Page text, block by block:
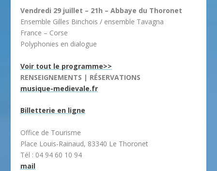
Vendredi 29 juillet – 21h – Abbaye du Thoronet
Ensemble Gilles Binchois / ensemble Tavagna
France – Corse
Polyphonies en dialogue
Voir tout le programme>>
RENSEIGNEMENTS | RÉSERVATIONS
musique-medievale.fr
Billetterie en ligne
Office de Tourisme
Place Louis-Rainaud, 83340 Le Thoronet
Tél : 04 94 60 10 94
mail